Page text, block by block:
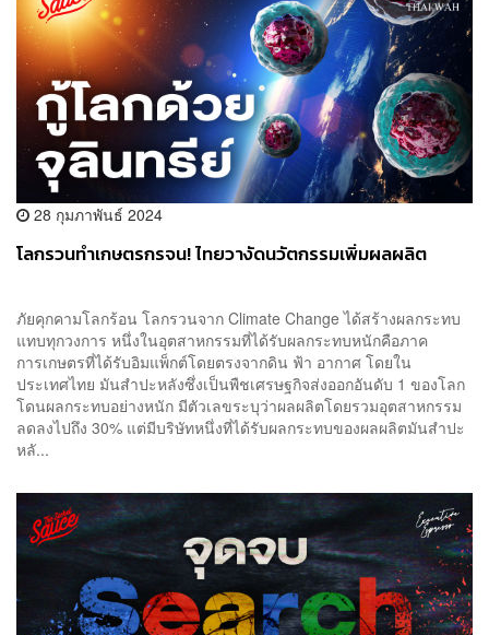
28 กุมภาพันธ์ 2024
โลกรวนทำเกษตรกรจน! ไทยวางัดนวัตกรรมเพิ่มผลผลิต
ภัยคุกคามโลกร้อน โลกรวนจาก Climate Change ได้สร้างผลกระทบ
แทบทุกวงการ หนึ่งในอุตสาหกรรมที่ได้รับผลกระทบหนักคือภาค
การเกษตรที่ได้รับอิมแพ็กต์โดยตรงจากดิน ฟ้า อากาศ โดยใน
ประเทศไทย มันสำปะหลังซึ่งเป็นพืชเศรษฐกิจส่งออกอันดับ 1 ของโลก
โดนผลกระทบอย่างหนัก มีตัวเลขระบุว่าผลผลิตโดยรวมอุตสาหกรรม
ลดลงไปถึง 30% แต่มีบริษัทหนึ่งที่ได้รับผลกระทบของผลผลิตมันสำปะ
หลั...